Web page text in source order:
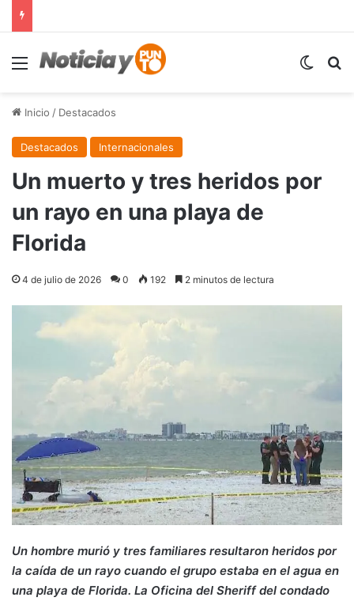
Menú
Inicio / Destacados
Destacados Internacionales
Un muerto y tres heridos por
un rayo en una playa de
Florida
4 de julio de 2026 0 192 2 minutos de lectura
Un hombre murió y tres familiares resultaron heridos por
la caída de un rayo cuando el grupo estaba en el agua en
una playa de Florida. La Oficina del Sheriff del condado